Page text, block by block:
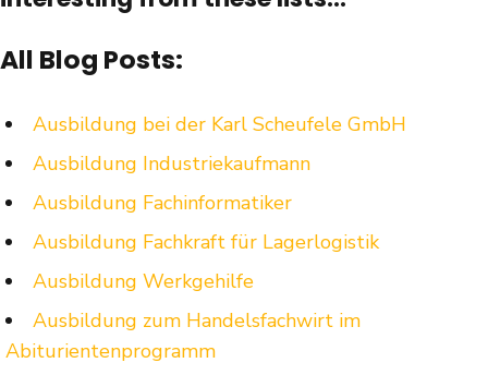
All Blog Posts:
Ausbildung bei der Karl Scheufele GmbH
Ausbildung Industriekaufmann
Ausbildung Fachinformatiker
Ausbildung Fachkraft für Lagerlogistik
Ausbildung Werkgehilfe
Ausbildung zum Handelsfachwirt im
Abiturientenprogramm